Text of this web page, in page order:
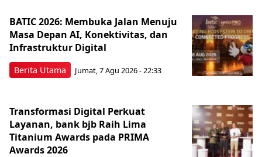
Berita Utama
BATIC 2026: Membuka Jalan Menuju
Masa Depan AI, Konektivitas, dan
Infrastruktur Digital
Jumat, 7 Agu 2026 - 22:33
Transformasi Digital Perkuat
Layanan, bank bjb Raih Lima
Titanium Awards pada PRIMA
Awards 2026